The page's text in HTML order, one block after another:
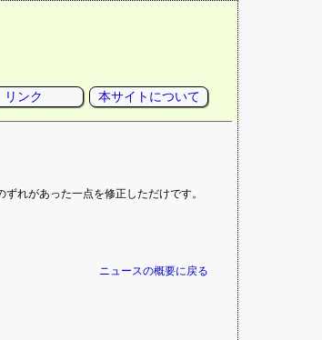
リンク 本サイトについて
れがあった一点を修正しただけです。
ニュースの概要に戻る